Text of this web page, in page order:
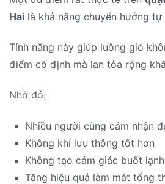
Hai là khả năng chuyển hướng tự
Tính năng này giúp luồng gió
điểm cố định mà lan tỏa rộng
Nhờ đó:
Nhiều người cùng cảm nhận
Không khí lưu thông tốt hơn
Không tạo cảm giác buốt
Tăng hiệu quả làm mát tổng